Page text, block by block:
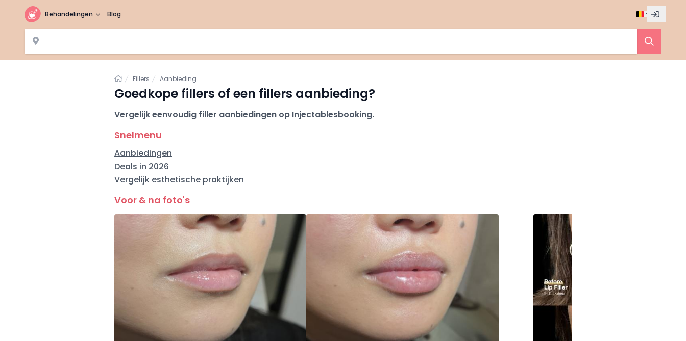
Behandelingen Blog
Home
Fillers Aanbieding
Goedkope fillers of een fillers aanbieding?
Vergelijk eenvoudig filler aanbiedingen op Injectablesbooking.
Snelmenu
Aanbiedingen
Deals in 2026
Vergelijk esthetische praktijken
Voor & na foto's